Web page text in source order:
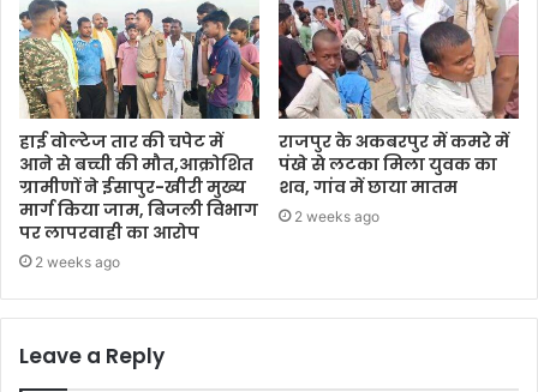
हाई वोल्टेज तार की चपेट में
आने से बच्ची की मौत,आक्रोशित
ग्रामीणों ने ईसापुर-खीरी मुख्य
मार्ग किया जाम, बिजली विभाग
पर लापरवाही का आरोप
2 weeks ago
राजपुर के अकबरपुर में कमरे में
पंखे से लटका मिला युवक का
शव, गांव में छाया मातम
2 weeks ago
Leave a Reply